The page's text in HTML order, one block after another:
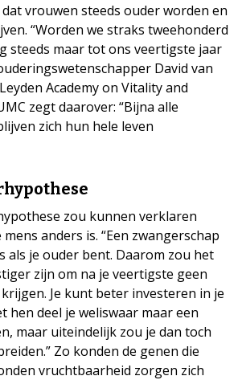
dat vrouwen steeds ouder worden en
“Worden we straks tweehonderd
steeds maar tot ons veertigste jaar
David van
Academy on Vitality and
zegt daarover: “Bijna alle
zich hun hele leven
zou kunnen verklaren
anders is. “Een zwangerschap
als je ouder bent. Daarom zou het
zijn om na je veertigste geen
Je kunt beter investeren in je
hen deel je weliswaar maar een
maar uiteindelijk zou je dan toch
Zo konden de genen die
vruchtbaarheid zorgen zich